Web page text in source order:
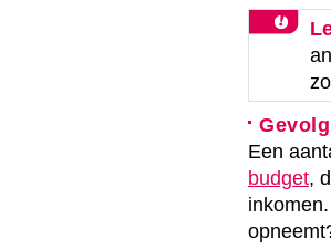
Een
budget,